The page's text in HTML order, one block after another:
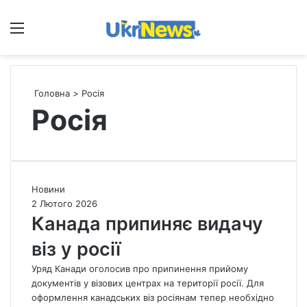
Головна > Росія
Росія
К
а
н
а
д
п
р
и
Новини
2 Лютого 2026
Канада припиняє видачу
віз у росії
Уряд Канади оголосив про припинення прийому
документів у візових центрах на території росії. Для
оформлення канадських віз росіянам тепер необхідно